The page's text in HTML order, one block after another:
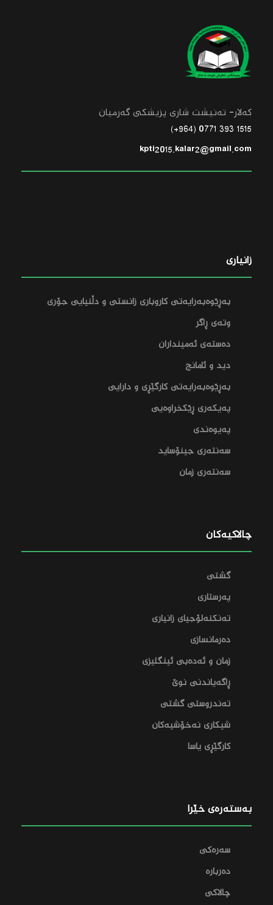
کەلار- تەنیشت شاری پزیشکی گەرمیان
1515 393 0771 (964+)
kpti2015.kalar2@gmail.com
زانیاری
بەڕێوەبەرایەتی کاروباری زانستی و دڵنیایی جۆری
وتەی ڕاگر
دەستەی ئەمینداران
دید و ئامانج
بەڕێوەبەرایەتی کارگێڕی و دارایی‌
پەیکەری ڕێکخراوەیی
پەیوەندی
سەنتەری جینۆساید
سەنتەری زمان
چالاکیەکان
گشتی
پەرستاری
تەنکنەلۆجیای زانیاری
دەرمانسازی
زمان و ئەدەبی ئینگلیزی
ڕاگەیاندنی نوێ
تەندروستی گشتی
شیکاری نەخۆشیەکان
کارگێڕی یاسا
بەستەرەی خێرا
سەرەکی
دەربارە
چالاکی